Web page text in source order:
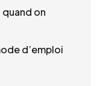
on
d’emploi